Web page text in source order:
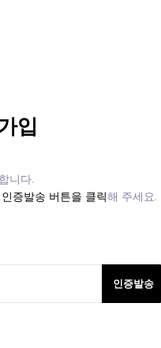
입
합니다.
인증발송 버튼을 클릭해 주세요.
인증발송